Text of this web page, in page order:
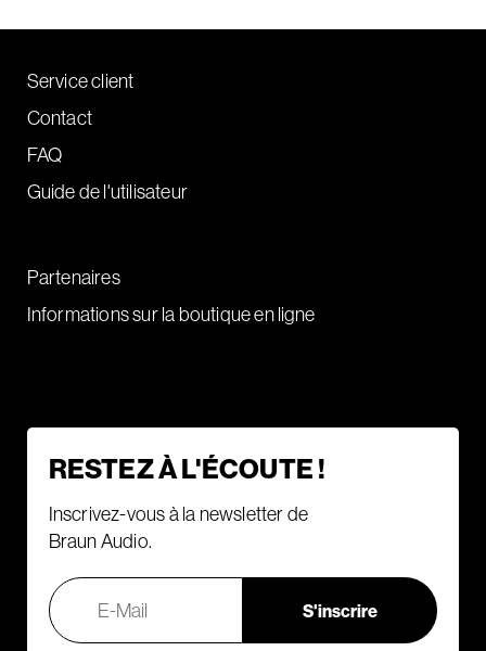
Service client
Contact
FAQ
Guide de l'utilisateur
Partenaires
Informations sur la boutique en ligne
RESTEZ À L'ÉCOUTE !
Inscrivez-vous à la newsletter de
Braun Audio.